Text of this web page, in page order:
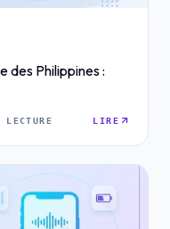
des Philippines :
LIRE